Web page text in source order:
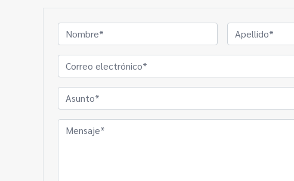
Nombre
(Obligatorio)
Nombre
Apellido
Correo
electrónico(Obligatorio)
Asunto (Obligatorio)
Comentarios